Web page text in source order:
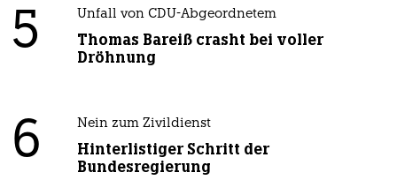
5 Unfall von CDU-Abgeordnetem
Thomas Bareiß crasht bei voller
Dröhnung
6 Nein zum Zivildienst
Hinterlistiger Schritt der
Bundesregierung